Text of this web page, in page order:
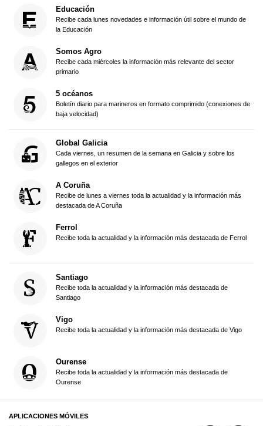
Educación
Recibe cada lunes novedades e información útil sobre el mundo de
la Educación
Somos Agro
Recibe cada miércoles la información más relevante del sector
primario
5 océanos
Boletín diario para marineros en formato comprimido (conexiones de
baja velocidad)
Global Galicia
Cada viernes, un resumen de la semana en Galicia y sobre los
gallegos en el exterior
A Coruña
Recibe de lunes a viernes toda la actualidad y la información más
destacada de A Coruña
Ferrol
Recibe toda la actualidad y la información más destacada de Ferrol
Santiago
Recibe toda la actualidad y la información más destacada de
Santiago
Vigo
Recibe toda la actualidad y la información más destacada de Vigo
Ourense
Recibe toda la actualidad y la información más destacada de
Ourense
APLICACIONES MÓVILES